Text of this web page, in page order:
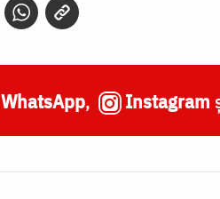
WhatsApp, Instagram